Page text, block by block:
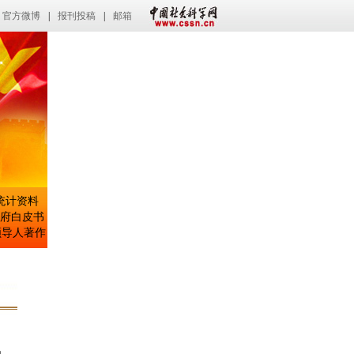
官方微博 报刊投稿 邮箱
计资料
白皮书
人著作